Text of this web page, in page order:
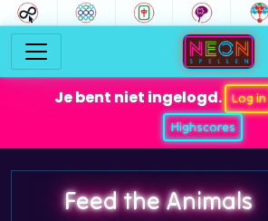
Je bent niet ingelogd. Log in
Highscores
Feed the Animals